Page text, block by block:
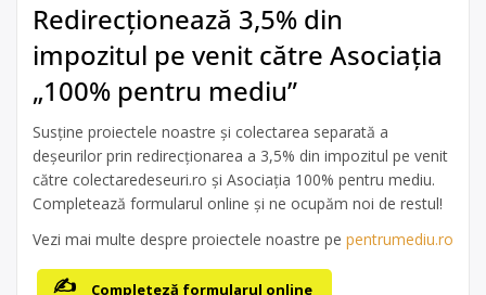
Redirecționează 3,5% din
impozitul pe venit către Asociația
„100% pentru mediu”
Susține proiectele noastre și colectarea separată a
deșeurilor prin redirecționarea a 3,5% din impozitul pe venit
către colectaredeseuri.ro și Asociația 100% pentru mediu.
Completează formularul online și ne ocupăm noi de restul!
Vezi mai multe despre proiectele noastre pe pentrumediu.ro
Completeză formularul online